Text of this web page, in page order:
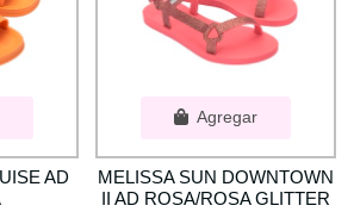
AD
Agregar
MELISSA SUN DOWNTOWN
II AD ROSA/ROSA GLITTER